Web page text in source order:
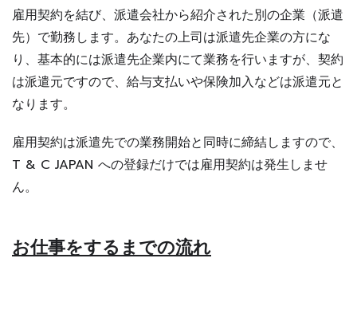
雇用契約を結び、派遣会社から紹介された別の企業（派遣
先）で勤務します。あなたの上司は派遣先企業の方にな
り、基本的には派遣先企業内にて業務を行いますが、契約
は派遣元ですので、給与支払いや保険加入などは派遣元と
なります。
雇用契約は派遣先での業務開始と同時に締結しますので、
T & C JAPAN への登録だけでは雇用契約は発生しませ
ん。
お仕事をするまでの流れ